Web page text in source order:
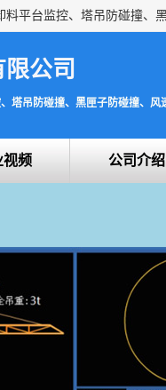
公司
塔吊防碰撞、黑匣子防碰撞、风
视频 公司介绍